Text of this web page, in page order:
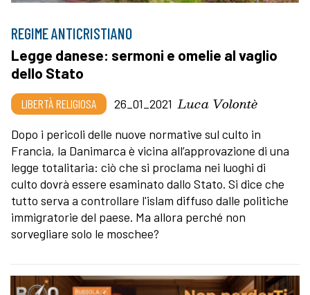
REGIME ANTICRISTIANO
Legge danese: sermoni e omelie al vaglio
dello Stato
LIBERTÀ RELIGIOSA 26_01_2021 Luca Volontè
Dopo i pericoli delle nuove normative sul culto in
Francia, la Danimarca è vicina all’approvazione di una
legge totalitaria: ciò che si proclama nei luoghi di
culto dovrà essere esaminato dallo Stato. Si dice che
tutto serva a controllare l'islam diffuso dalle politiche
immigratorie del paese. Ma allora perché non
sorvegliare solo le moschee?